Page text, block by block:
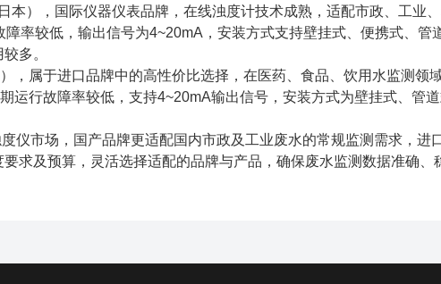
本），国际仪器仪表品牌，在线浊度计技术成熟，适配市政、工业
率较低，输出信号为4~20mA，安装方式支持壁挂式、便携式、管
多。
，属于进口品牌中的高性价比选择，在医药、食品、饮用水监测领
运行故障率较低，支持4~20mA输出信号，安装方式为壁挂式、管
仪市场，国产品牌更适配国内市政及工业废水的常规监测需求，进
求及预算，灵活选择适配的品牌与产品，确保废水监测数据准确、